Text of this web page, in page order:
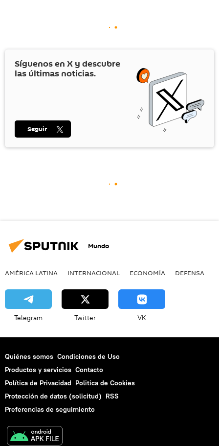
Síguenos en X y descubre
las últimas noticias.
Seguir
Mundo
AMÉRICA LATINA INTERNACIONAL ECONOMÍA DEFENSA
Telegram Twitter VK
Quiénes somos Condiciones de Uso
Productos y servicios Contacto
Política de Privacidad Politica de Cookies
Protección de datos (solicitud) RSS
Preferencias de seguimiento